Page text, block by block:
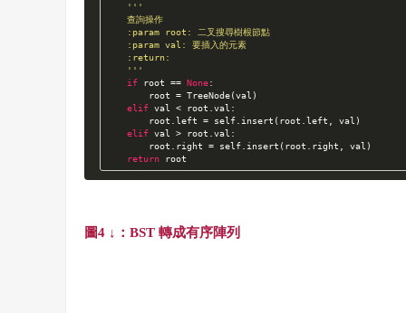
'''
    '''
if root == None:
elif val < root.val:
elif val > root.val:
return root
圖4 ↓： BST 轉成有序陣列